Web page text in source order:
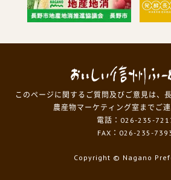
このページに関するご質問及びご意見は、
農産物マーケティング室までご連
電話：026-235-
FAX：026-235-
Copyright © Nagano